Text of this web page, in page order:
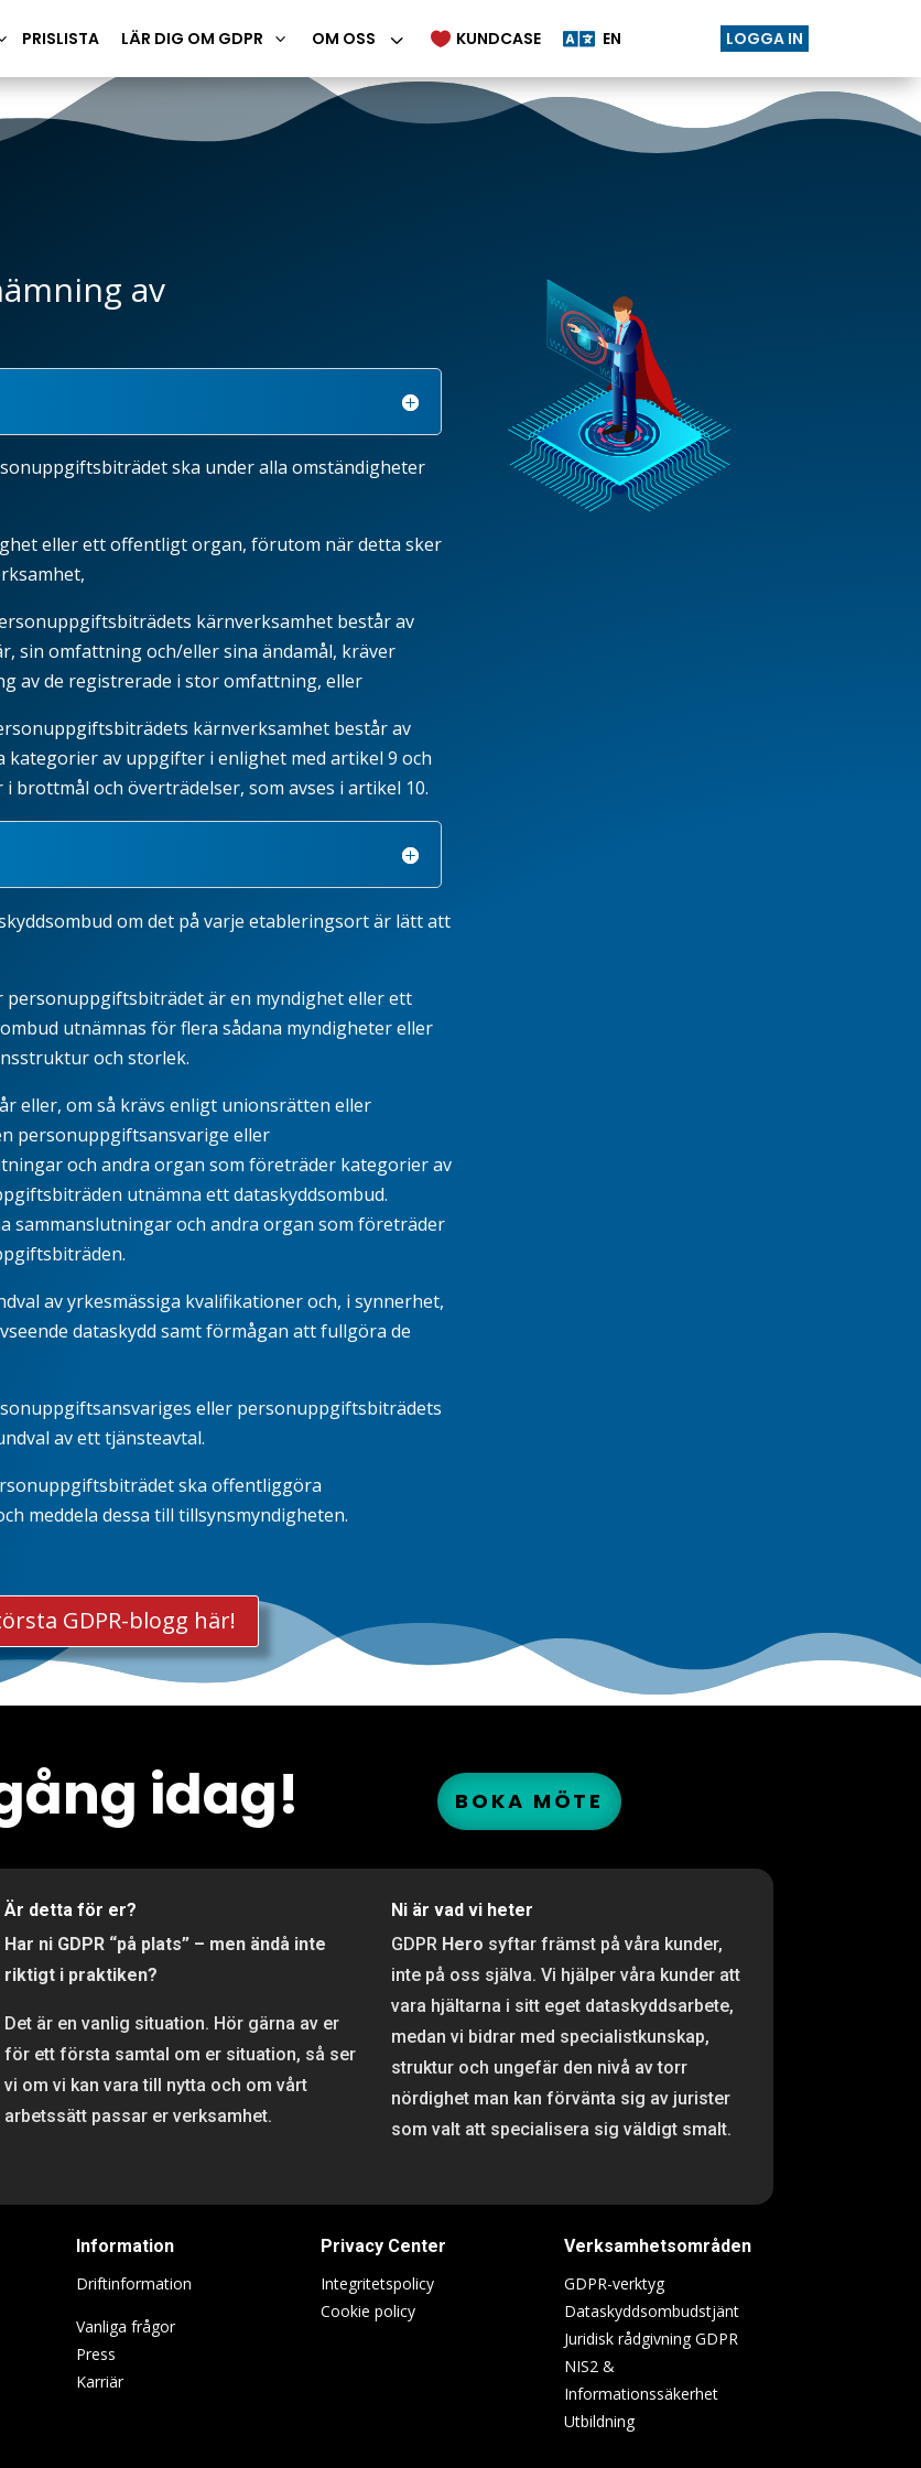
PRISLISTA 3
LÄR DIG OM GDPR 3
OM OSS  KUNDCASE  EN LOGGA IN
av
ska under alla omständigheter
eller ett offentligt organ, förutom när detta sker
kärnverksamhet består av
sin omfattning och/eller sina ändamål, kräver
av de registrerade i stor omfattning, eller
kärnverksamhet består av
kategorier av uppgifter i enlighet med artikel9 och
brottmål och överträdelser, som avses i artikel 10.
om det på varje etableringsort är lätt att
personuppgiftsbiträdet är en myndighet eller ett
utnämnas för flera sådana myndigheter eller
och storlek.
eller, om så krävs enligt unionsrätten eller
personuppgiftsansvarige eller
och andra organ som företräder kategorier av
utnämna ett dataskyddsombud.
sammanslutningar och andra organ som företräder
av yrkesmässiga kvalifikationer och, i synnerhet,
dataskydd samt förmågan att fullgöra de
eller personuppgiftsbiträdets
av ett tjänsteavtal.
ska offentliggöra
meddela dessa till tillsynsmyndigheten.
GDPR-blogg här!
idag! BOKA MÖTE
Är detta för er?
Har ni GDPR “på plats” – men ändå inte
riktigt i praktiken?
Det är en vanlig situation. Hör gärna av er
för ett första samtal om er situation, så ser
vi om vi kan vara till nytta och om vårt
arbetssätt passar er verksamhet.
Ni är vad vi heter
GDPR Hero syftar främst på våra kunder,
inte på oss själva. Vi hjälper våra kunder att
vara hjältarna i sitt eget dataskyddsarbete,
medan vi bidrar med specialistkunskap,
struktur och ungefär den nivå av torr
nördighet man kan förvänta sig av jurister
som valt att specialisera sig väldigt smalt.
Information
Driftinformation
Vanliga frågor
Press
Karriär
Privacy Center
Integritetspolicy
Cookie policy
Verksamhetsområden
GDPR-verktyg
Dataskyddsombudstjänt
Juridisk rådgivning GDPR
NIS2 &
Informationssäkerhet
Utbildning